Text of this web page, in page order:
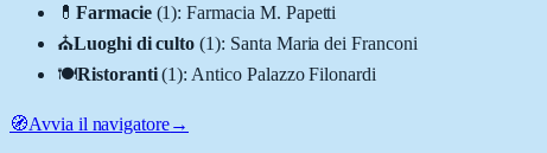
💊 Farmacie (1):Farmacia M. Papetti
⛪Luoghi di culto (1): Santa Maria dei Franconi
🍽️Ristoranti (1): Antico Palazzo Filonardi
🧭Avvia il navigatore→